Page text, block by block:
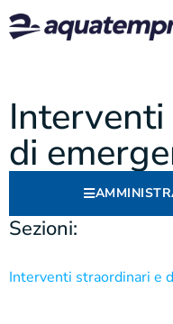
di
Sezioni:
Interventi straordinari e